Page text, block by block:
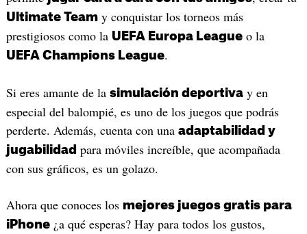
Ultimate Teamy conquistar los torneos más
prestigiosos como la UEFA Europa Leagueo la
UEFA Champions League.
Si eres amante de la simulación deportivay en
especial del balompié, es uno de los juegos que podrás
perderte. Además, cuenta con una adaptabilidad y
jugabilidad para móviles increíble, que acompañada
con sus gráficos, es un golazo.
Ahora que conoces los mejores juegos gratis para
iPhone¿a qué esperas? Hay para todos los gustos,